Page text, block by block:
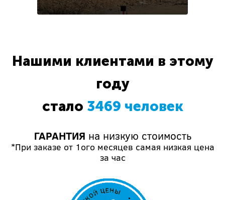
Нашими клиентами в этому
году
стало 3469 человек
ГАРАНТИЯ на низкую стоимость
*При заказе от 1ого месяцев самая низкая цена
за час